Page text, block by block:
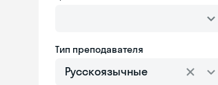
Тип преподавателя
Русскоязычные